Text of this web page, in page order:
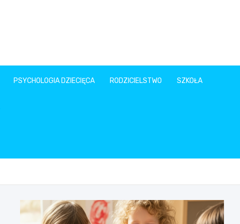
PSYCHOLOGIA DZIECIĘCA RODZICIELSTWO SZKOŁA